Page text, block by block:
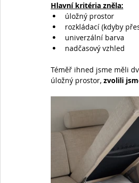
Hlavní kritéria zněla:
úložný prostor
rozkládací (kdyby
univerzální barva
nadčasový vzhled
Téměř ihned jsme měli
úložný prostor, zvolili